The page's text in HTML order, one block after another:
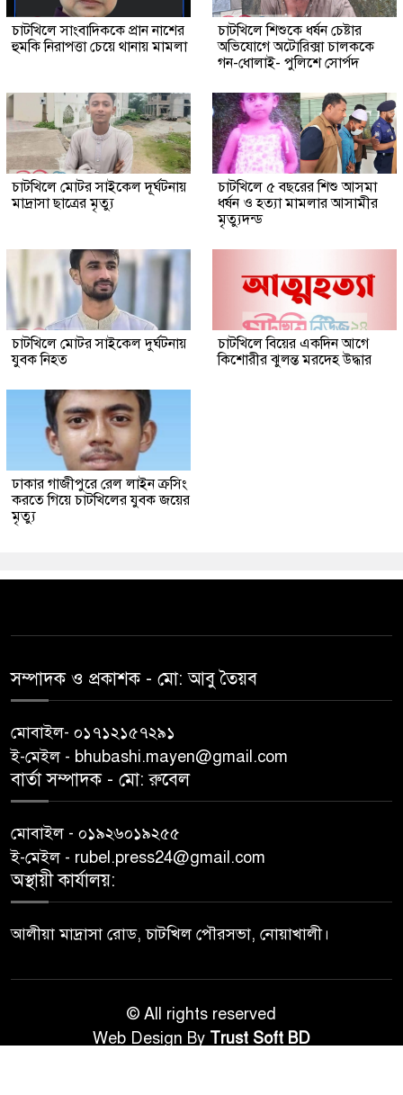
চাটখিলে সাংবাদিককে প্রান নাশের
হুমকি নিরাপত্তা চেয়ে থানায় মামলা
চাটখিলে শিশুকে ধর্ষন চেষ্টার
অভিযোগে অটোরিক্সা চালককে
গন-ধোলাই- পুলিশে সোর্পদ
চাটখিলে মোটর সাইকেল দূর্ঘটনায়
মাদ্রাসা ছাত্রের মৃত্যু
চাটখিলে ৫ বছরের শিশু আসমা
ধর্ষন ও হত্যা মামলার আসামীর
মৃত্যুদন্ড
চাটখিলে মোটর সাইকেল দুর্ঘটনায়
যুবক নিহত
চাটখিলে বিয়ের একদিন আগে
কিশোরীর ঝুলন্ত মরদেহ উদ্ধার
ঢাকার গাজীপুরে রেল লাইন ক্রসিং
করতে গিয়ে চাটখিলের যুবক জয়ের
মৃত্যু
সম্পাদক ও প্রকাশক -‌ মো: আবু‌ তৈয়ব
মোবাইল- ০১৭১২১৫৭২৯১
ই-মেইল - bhubashi.mayen@gmail.com
বার্তা সম্পাদক - মো: রু‌বেল
মোবাইল - ০১৯২৬০১৯২৫৫
ই-মেইল - rubel.press24@gmail.com
অস্থায়ী কার্যালয়:
আলীয়া মাদ্রাসা রোড, চাটখিল পৌরসভা, নোয়াখালী।
© All rights reserved
Web Design By Trust Soft BD